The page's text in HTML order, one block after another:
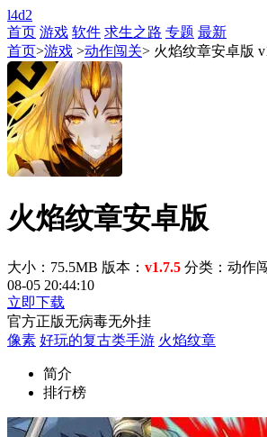
l4d2
首页 游戏 软件 求生之路 专题 最新
首页>游戏 >动作闯关> 火焰纹章安卓版
火焰纹章安卓版
大小：75.5MB 版本： v1.7.5 分类：动作
08-05 20:44:10
立即下载
官方正版无病毒无外挂
像素 好玩的复古类手游 火焰纹章
简介
排行榜